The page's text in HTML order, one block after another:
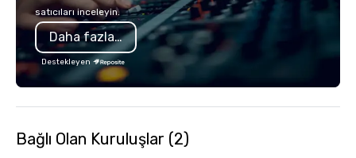
satıcıları inceleyin.
Daha fazla bilgi
Destekleyen
Bağlı Olan Kuruluşlar (2)